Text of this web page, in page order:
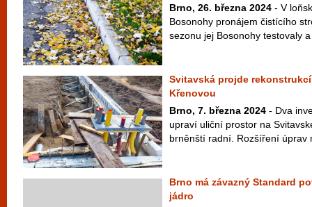
Brno, 26. března 2024 - V
Bosonohy pronájem čistícího
sezonu jej Bosonohy testovaly
Svitavská projde
Křenovou
Brno, 7. března 2024 - Dva
upraví uliční prostor na
brněnští radní. Rozšíření úprav
Brno má závazný Standard
jádro